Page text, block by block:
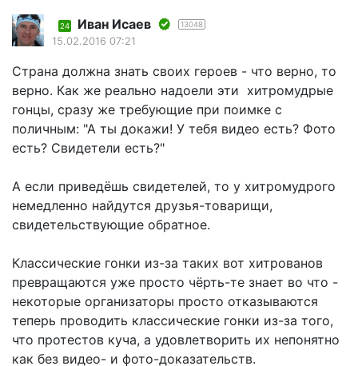
24 Иван Исаев 13048
15.02.2016 07:21
Страна должна знать своих героев - что верно, то
верно. Как же реально надоели эти хитромудрые
гонцы, сразу же требующие при поимке с
поличным: "А ты докажи! У тебя видео есть? Фото
есть? Свидетели есть?"
А если приведёшь свидетелей, то у хитромудрого
немедленно найдутся друзья-товарищи,
свидетельствующие обратное.
Классические гонки из-за таких вот хитрованов
превращаются уже просто чёрть-те знает во что -
некоторые организаторы просто отказываются
теперь проводить классические гонки из-за того,
что протестов куча, а удовлетворить их непонятно
как без видео- и фото-доказательств.